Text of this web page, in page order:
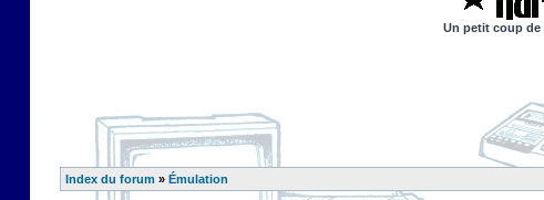
Un petit coup de
Index du forum » Émulation